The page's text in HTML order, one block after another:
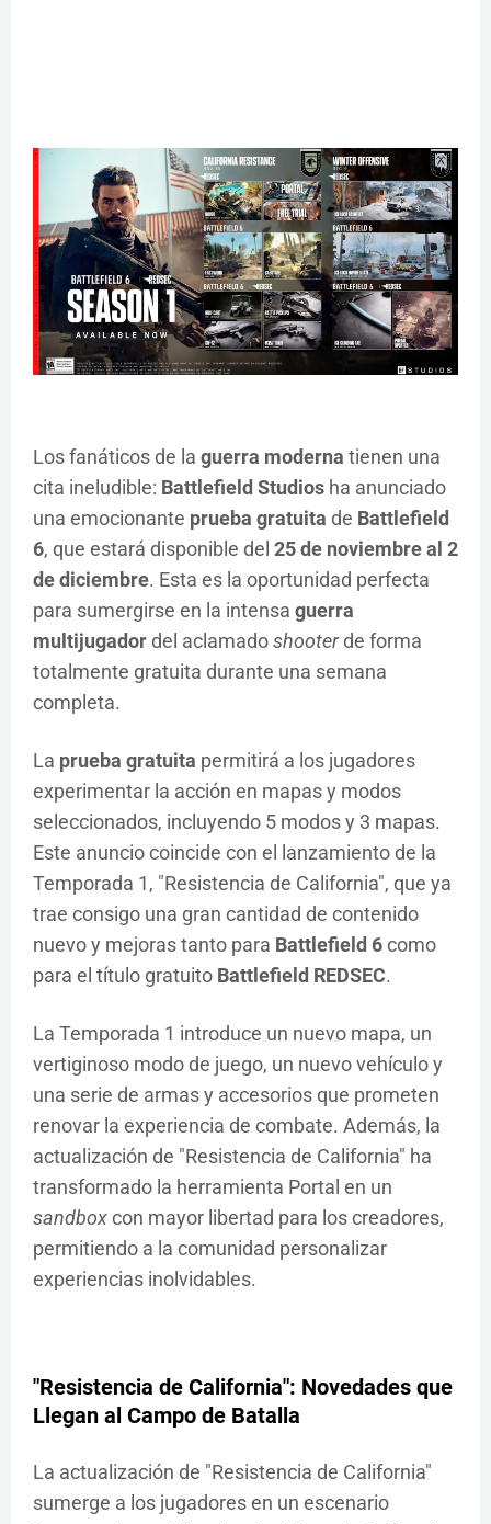
Los fanáticos de la guerra moderna tienen una
cita ineludible: Battlefield Studios ha anunciado
una emocionante prueba gratuita de Battlefield
6, que estará disponible del 25 de noviembre al 2
de diciembre. Esta es la oportunidad perfecta
para sumergirse en la intensa guerra
multijugadordel aclamadoshooterde forma
totalmente gratuita durante una semana
completa.
La prueba gratuita permitirá a los jugadores
experimentar la acción en mapas y modos
seleccionados, incluyendo 5 modos y 3 mapas.
Este anuncio coincide con el lanzamiento de la
Temporada 1, "Resistencia de California", que ya
trae consigo una gran cantidad de contenido
nuevo y mejoras tanto para Battlefield 6como
para el título gratuito Battlefield REDSEC.
La Temporada 1 introduce un nuevo mapa, un
vertiginoso modo de juego, un nuevo vehículo y
una serie de armas y accesorios que prometen
renovar la experiencia de combate. Además, la
actualización de "Resistencia de California" ha
transformado la herramienta Portal en un
sandboxcon mayor libertad para los creadores,
permitiendo a la comunidad personalizar
experiencias inolvidables.
"Resistencia de California": Novedades que
Llegan al Campo de Batalla
La actualización de "Resistencia de California"
sumerge a los jugadores en un escenario